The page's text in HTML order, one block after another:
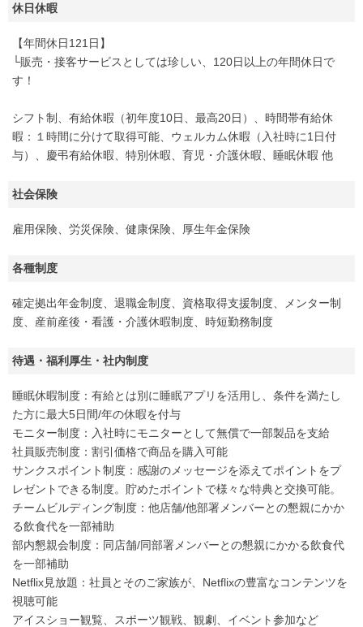
休日休暇
【年間休日121日】
└販売・接客サービスとしては珍しい、120日以上の年間休日で
す！
シフト制、有給休暇（初年度10日、最高20日）、時間帯有給休
暇：１時間に分けて取得可能、ウェルカム休暇（入社時に1日付
与）、慶弔有給休暇、特別休暇、育児・介護休暇、睡眠休暇 他
社会保険
雇用保険、労災保険、健康保険、厚生年金保険
各種制度
確定拠出年金制度、退職金制度、資格取得支援制度、メンター制
度、産前産後・看護・介護休暇制度、時短勤務制度
待遇・福利厚生・社内制度
睡眠休暇制度：有給とは別に睡眠アプリを活用し、条件を満たし
た方に最大5日間/年の休暇を付与
モニター制度：入社時にモニターとして無償で一部製品を支給
社員販売制度：割引価格で商品を購入可能
サンクスポイント制度：感謝のメッセージを添えてポイントをプ
レゼントできる制度。貯めたポイントで様々な特典と交換可能。
チームビルディング制度：他店舗/他部署メンバーとの懇親にかか
る飲食代を一部補助
部内懇親会制度：同店舗/同部署メンバーとの懇親にかかる飲食代
を一部補助
Netflix見放題：社員とそのご家族が、Netflixの豊富なコンテンツを
視聴可能
アイスショー観覧、スポーツ観戦、観劇、イベント参加など